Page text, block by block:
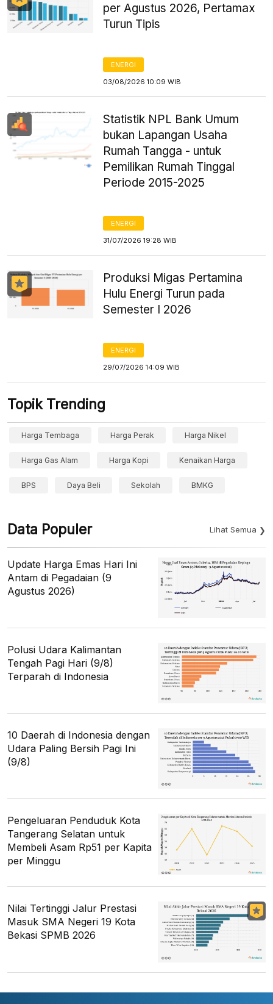
per Agustus 2026, Pertamax
Turun Tipis
ENERGI
03/08/2026 10:09 WIB
Statistik NPL Bank Umum
bukan Lapangan Usaha
Rumah Tangga - untuk
Pemilikan Rumah Tinggal
Periode 2015-2025
ENERGI
31/07/2026 19:28 WIB
Produksi Migas Pertamina
Hulu Energi Turun pada
Semester I 2026
ENERGI
29/07/2026 14:09 WIB
Topik Trending
Harga Tembaga Harga Perak Harga Nikel
Harga Gas Alam Harga Kopi Kenaikan Harga
BPS Daya Beli Sekolah BMKG
Data Populer Lihat Semua
Update Harga Emas Hari Ini
Antam di Pegadaian (9
Agustus 2026)
Polusi Udara Kalimantan
Tengah Pagi Hari (9/8)
Terparah di Indonesia
10 Daerah di Indonesia dengan
Udara Paling Bersih Pagi Ini
(9/8)
Pengeluaran Penduduk Kota
Tangerang Selatan untuk
Membeli Asam Rp51 per Kapita
per Minggu
Nilai Tertinggi Jalur Prestasi
Masuk SMA Negeri 19 Kota
Bekasi SPMB 2026